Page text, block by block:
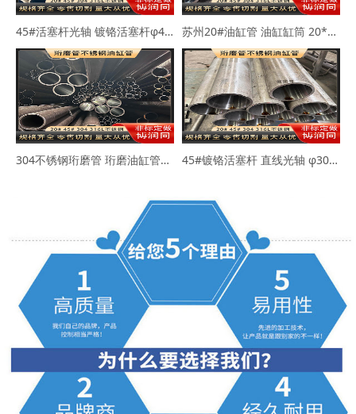
45#活塞杆光轴 镀铬活塞杆φ40-50mm 苏州20#油缸管 油缸缸筒 20*30 40*50
304不锈钢珩磨管 珩磨油缸管63*73 80*89 45#镀铬活塞杆 直线光轴 φ30-45-50mm